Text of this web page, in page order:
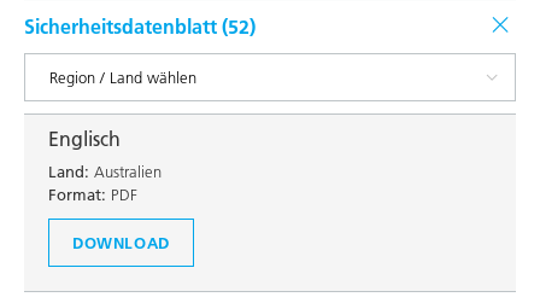
Sicherheitsdatenblatt (52)
Englisch
Land: Australien
Format: PDF
DOWNLOAD